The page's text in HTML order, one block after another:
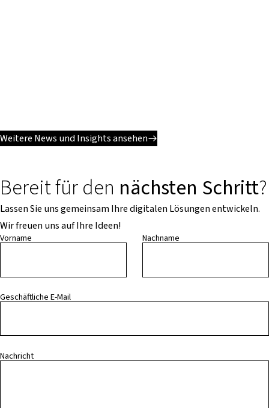
Weitere News und Insights ansehen
Bereit für den nächsten Schritt?
Lassen Sie uns gemeinsam Ihre digitalen Lösungen entwickeln.
Wir freuen uns auf Ihre Ideen!
Vorname Nachname
Geschäftliche E-Mail
Nachricht